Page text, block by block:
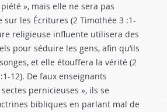
», mais elle ne sera pas
les Écritures (2 Timothée 3 :1-
religieuse influente utilisera des
pour séduire les gens, afin qu’ils
et elle étouffera la vérité (2
12). De faux enseignants
pernicieuses », ils se
bibliques en parlant mal de